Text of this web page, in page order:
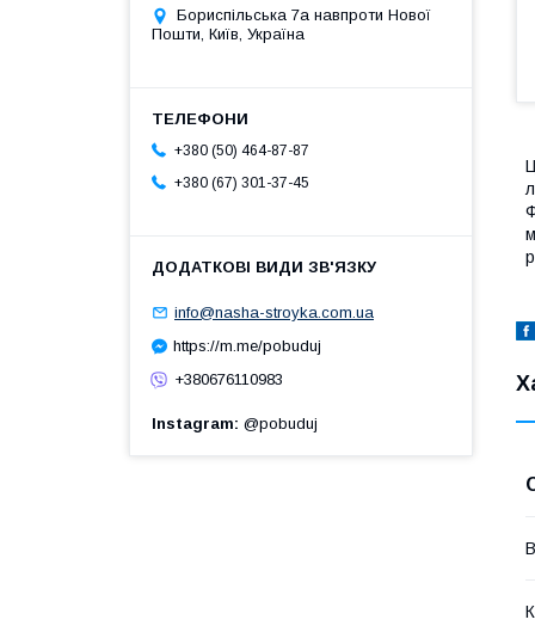
Бориспільська 7а навпроти Нової
Пошти, Київ, Україна
+380 (50) 464-87-87
+380 (67) 301-37-45
info@nasha-stroyka.com.ua
https://m.me/pobuduj
+380676110983
Instagram @pobuduj